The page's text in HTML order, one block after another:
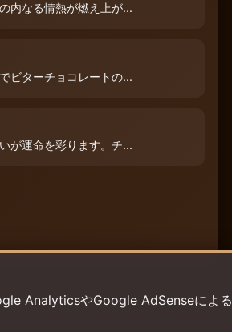
内なる情熱が燃え上が...
ビターチョコレートの...
が運命を彩ります。チ...
AnalyticsやGoogle AdSenseによる